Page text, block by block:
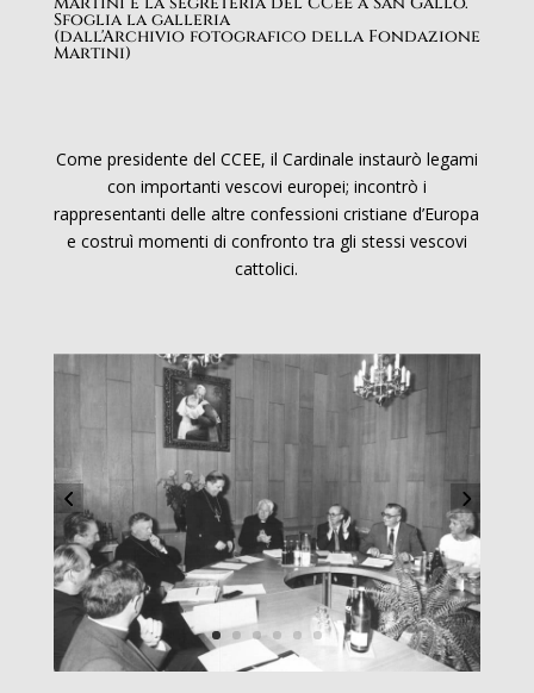
Sfoglia la galleria
(dall'Archivio fotografico della Fondazione
Martini)
Come presidente del CCEE, il Cardinale instaurò legami
con importanti vescovi europei; incontrò i
rappresentanti delle altre confessioni cristiane d’Europa
e costruì momenti di confronto tra gli stessi vescovi
cattolici.